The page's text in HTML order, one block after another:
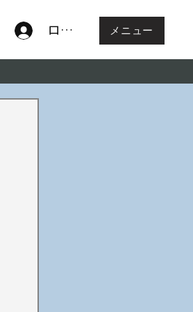
ログイン メニュー